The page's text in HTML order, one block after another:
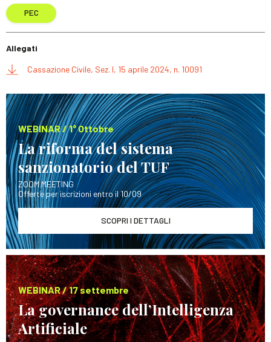
PEC
Allegati
Cassazione Civile, Sez. I, 15 aprile 2024, n. 10091
WEBINAR / 1° Ottobre
La riforma del sistema
sanzionatorio del TUF
ZOOM MEETING
Offerte per iscrizioni entro il 10/09
SCOPRI I DETTAGLI
WEBINAR / 17 settembre
La governance dell’Intelligenza
Artificiale